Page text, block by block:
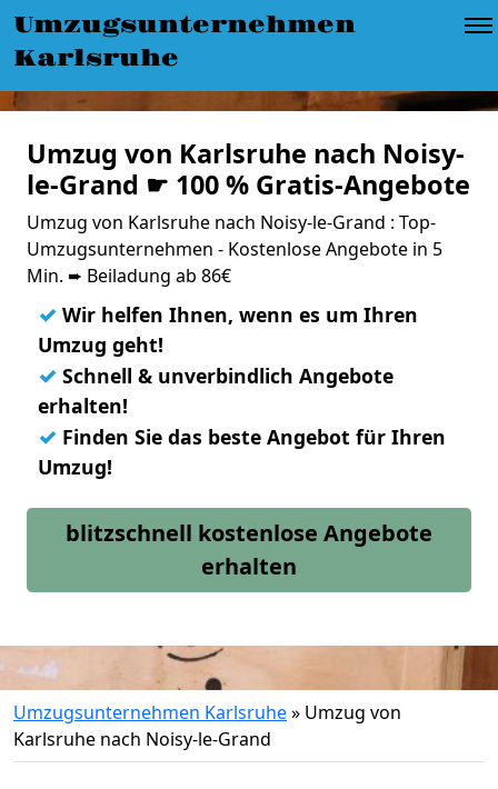
Umzugsunternehmen
Karlsruhe
Umzug von Karlsruhe nach Noisy-
le-Grand ☛ 100 % Gratis-Angebote
Umzug von Karlsruhe nach Noisy-le-Grand : Top-
Umzugsunternehmen - Kostenlose Angebote in 5
Min. ➨ Beiladung ab 86€
✓ Wir helfen Ihnen, wenn es um Ihren
Umzug geht!
✓ Schnell & unverbindlich Angebote
erhalten!
✓ Finden Sie das beste Angebot für Ihren
Umzug!
blitzschnell kostenlose Angebote
erhalten
Umzugsunternehmen Karlsruhe» Umzug von
Karlsruhe nach Noisy-le-Grand